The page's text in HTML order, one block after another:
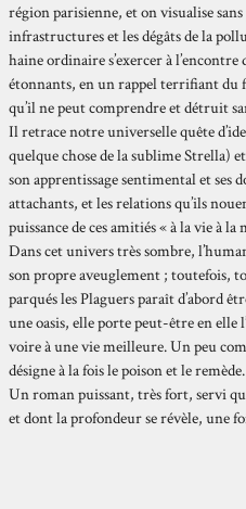
région parisienne, et on visualise sans
infrastructures et les dégâts de la
haine ordinaire s’exercer à l’encontre
étonnants, en un rappel terrifiant du
qu’il ne peut comprendre et détruit
Il retrace notre universelle quête
quelque chose de la sublime Strella)
son apprentissage sentimental et ses
attachants, et les relations qu’ils
puissance de ces amitiés « à la vie à
Dans cet univers très sombre,
son propre aveuglement ; toutefois,
parqués les Plaguers paraît d’abord
une oasis, elle porte peut-être en elle
voire à une vie meilleure. Un peu
désigne à la fois le poison et le remède.
Un roman puissant, très fort, servi
et dont la profondeur se révèle, une